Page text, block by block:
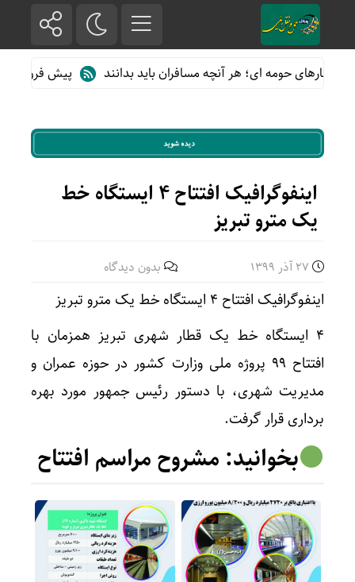
حومه ای؛ هر آنچه مسافران باید بدانند پیش فروش بلیت
اینفوگرافیک افتتاح ۴ ایستگاه خط
یک مترو تبریز
بدون دیدگاه
اینفوگرافیک افتتاح ۴ ایستگاه خط یک مترو تبریز
۴ ایستگاه خط یک قطار شهری تبریز همزمان با
افتتاح ۹۹ پروژه ملی وزارت کشور در حوزه عمران و
مدیریت شهری، با دستور رئیس جمهور مورد بهره
برداری قرار گرفت.
بخوانید: مشروح مراسم افتتاح